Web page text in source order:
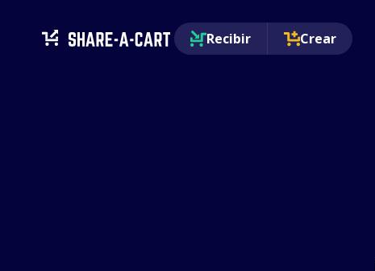
Recibir Crear